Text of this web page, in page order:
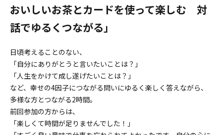
おいしいお茶とカードを使って楽しむ 対
話でゆるくつながる」
日頃考えることのない、
「自分にありがとうと言いたいことは？」
「人生をかけて成し遂げたいことは？」
など、幸せの4因子につながる問いにゆるく楽しく答えながら、
多様な方とつながる2時間。
前回参加の方からは、
「楽しくて時間が足りませんでした！」